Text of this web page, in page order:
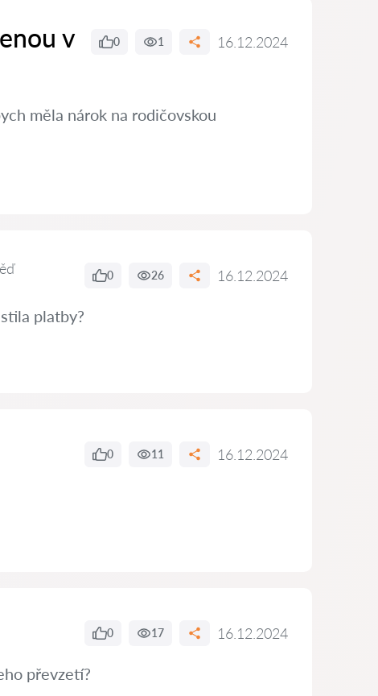
v
0 1 16.12.2024
měla nárok na rodičovskou
0 26 16.12.2024
platby?
0 11 16.12.2024
0 17 16.12.2024
převzetí?